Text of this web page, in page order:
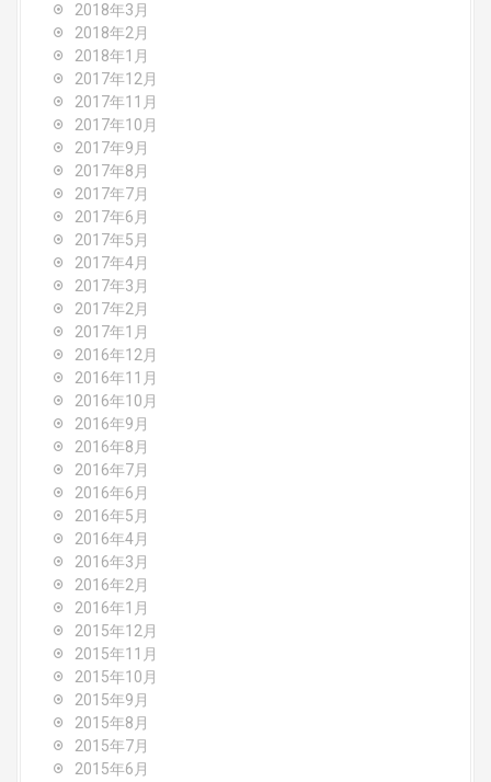
2018年3月
2018年2月
2018年1月
2017年12月
2017年11月
2017年10月
2017年9月
2017年8月
2017年7月
2017年6月
2017年5月
2017年4月
2017年3月
2017年2月
2017年1月
2016年12月
2016年11月
2016年10月
2016年9月
2016年8月
2016年7月
2016年6月
2016年5月
2016年4月
2016年3月
2016年2月
2016年1月
2015年12月
2015年11月
2015年10月
2015年9月
2015年8月
2015年7月
2015年6月